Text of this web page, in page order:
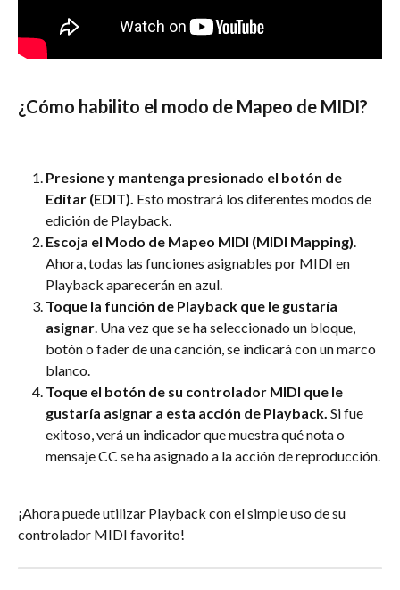
¿Cómo habilito el modo de Mapeo de MIDI?
Presione y mantenga presionado el botón de
Editar (EDIT). Esto mostrará los diferentes modos de
edición de Playback.
Escoja el Modo de Mapeo MIDI (MIDI Mapping).
Ahora, todas las funciones asignables por MIDI en
Playback aparecerán en azul.
Toque la función de Playback que le gustaría
asignar. Una vez que se ha seleccionado un bloque,
botón o fader de una canción, se indicará con un marco
blanco.
Toque el botón de su controlador MIDI que le
gustaría asignar a esta acción de Playback. Si fue
exitoso, verá un indicador que muestra qué nota o
mensaje CC se ha asignado a la acción de reproducción.
¡Ahora puede utilizar Playback con el simple uso de su
controlador MIDI favorito!